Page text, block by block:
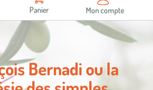
Mon compte
Bernadi ou la